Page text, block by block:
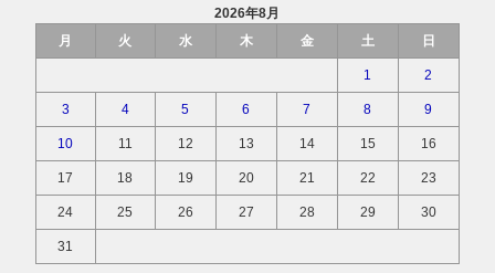
2026年8月
月
火 水 木 金 土 日
1 2
3 4 5 6 7 8 9
10 11 12 13 14 15 16
17 18 19 20 21 22 23
24 25 26 27 28 29 30
31